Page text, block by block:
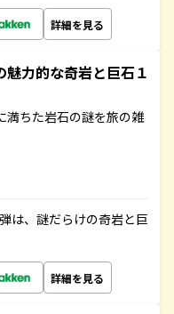
詳細を見る
力的な奇岩と巨石１
満ちた岩石の謎を旅の雑
は、謎だらけの奇岩と巨
詳細を見る